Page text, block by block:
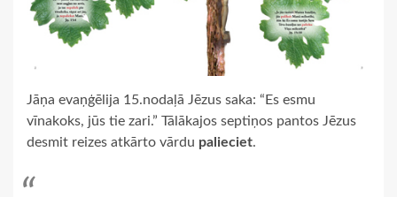
Jāņa evaņģēlija 15.nodaļā Jēzus saka: “Es esmu
vīnakoks, jūs tie zari.” Tālākajos septiņos pantos Jēzus
desmit reizes atkārto vārdu palieciet.